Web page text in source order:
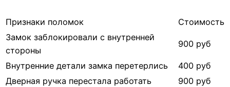
Признаки поломок
Стоимость
Замок заблокировали с внутренней
стороны
900 руб
Внутренние детали замка перетерлись
400 руб
Дверная ручка перестала работать
900 руб